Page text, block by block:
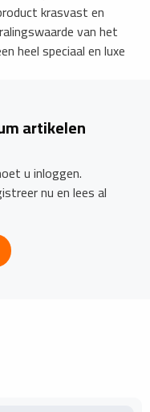
krasvast en
van het
heel speciaal en luxe
artikelen
u inloggen.
nu en lees al